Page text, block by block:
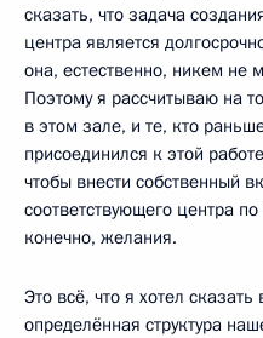
сказать, что задача
центра является
она, естественно, никем не
Поэтому я рассчитываю на
в этом зале, и те, кто
присоединился к этой
чтобы внести собственный
соответствующего центра
конечно, желания.
Это всё, что я хотел сказать
определённая структура